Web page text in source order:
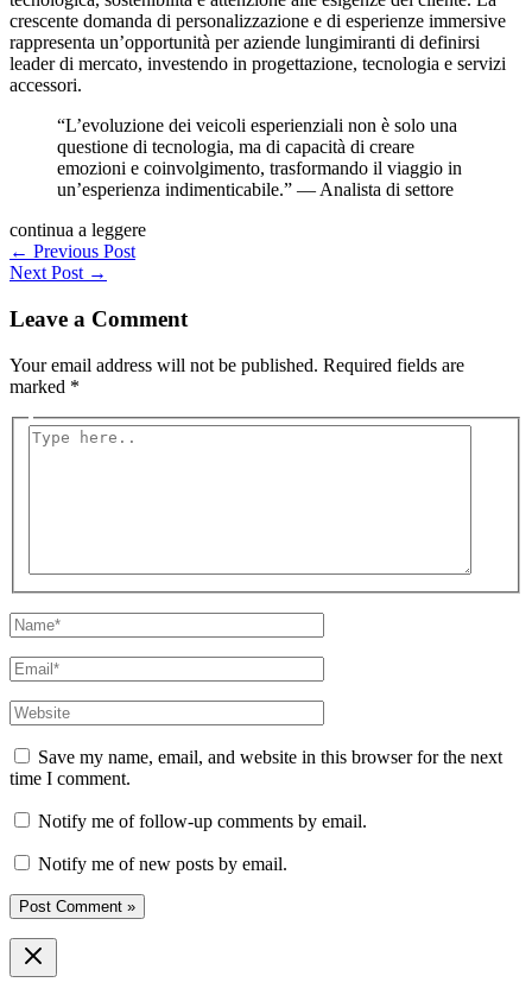
crescente domanda di personalizzazione e di esperienze immersive
rappresenta un’opportunità per aziende lungimiranti di definirsi
leader di mercato, investendo in progettazione, tecnologia e servizi
accessori.
“L’evoluzione dei veicoli esperienziali non è solo una
questione di tecnologia, ma di capacità di creare
emozioni e coinvolgimento, trasformando il viaggio in
un’esperienza indimenticabile.” — Analista di settore
continua a leggere
← Previous Post
Next Post →
Leave a Comment
Your email address will not be published. Required fields are
marked *
Type
Name*
Email*
Website
Save my name, email, and website in this browser for the next
time I comment.
Notify me of follow-up comments by email.
Notify me of new posts by email.